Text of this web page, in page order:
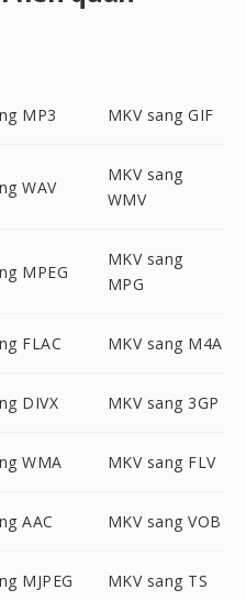
MP3 MKV sang GIF
WAV
MKV sang
WMV
MPEG
MKV sang
MPG
FLAC MKV sang M4A
DIVX MKV sang 3GP
WMA MKV sang FLV
AAC MKV sang VOB
MJPEG MKV sang TS